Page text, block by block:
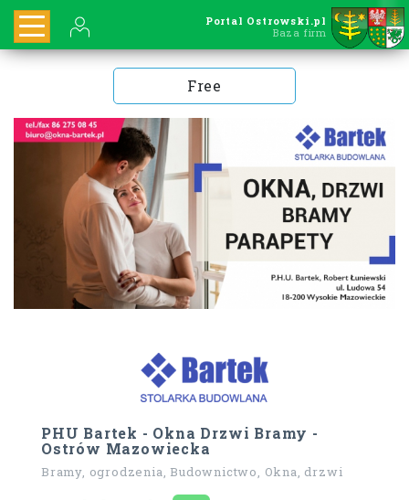
Portal Ostrowski.pl
Baza firm
Free
PHU Bartek - Okna Drzwi Bramy -
Ostrów Mazowiecka
Bramy, ogrodzenia, Budownictwo, Okna, drzwi